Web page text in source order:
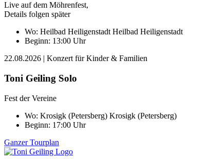
Live auf dem Möhrenfest,
Details folgen später
Wo: Heilbad Heiligenstadt Heilbad Heiligenstadt
Beginn: 13:00 Uhr
22.08.2026 | Konzert für Kinder & Familien
Toni Geiling Solo
Fest der Vereine
Wo: Krosigk (Petersberg) Krosigk (Petersberg)
Beginn: 17:00 Uhr
Ganzer Tourplan